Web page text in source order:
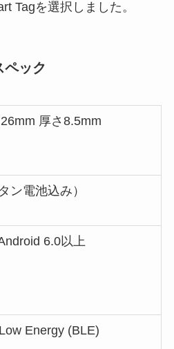
Tagを選択しました。
ック
厚さ8.5mm
ン電池込み）
6.0以上
Energy (BLE)